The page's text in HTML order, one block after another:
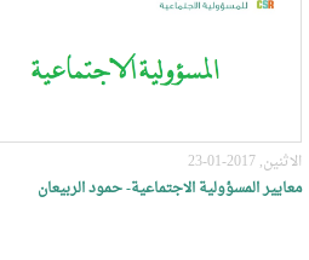
الاثنين, 2017-01-23
معايير المسؤولية الاجتماعية- حمود الربيعان